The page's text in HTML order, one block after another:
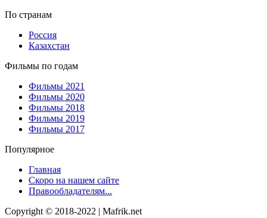
По странам
Россия
Казахстан
Фильмы по годам
Фильмы 2021
Фильмы 2020
Фильмы 2018
Фильмы 2019
Фильмы 2017
Популярное
Главная
Скоро на нашем сайте
Правообладателям...
Copyright © 2018-2022 | Mafrik.net